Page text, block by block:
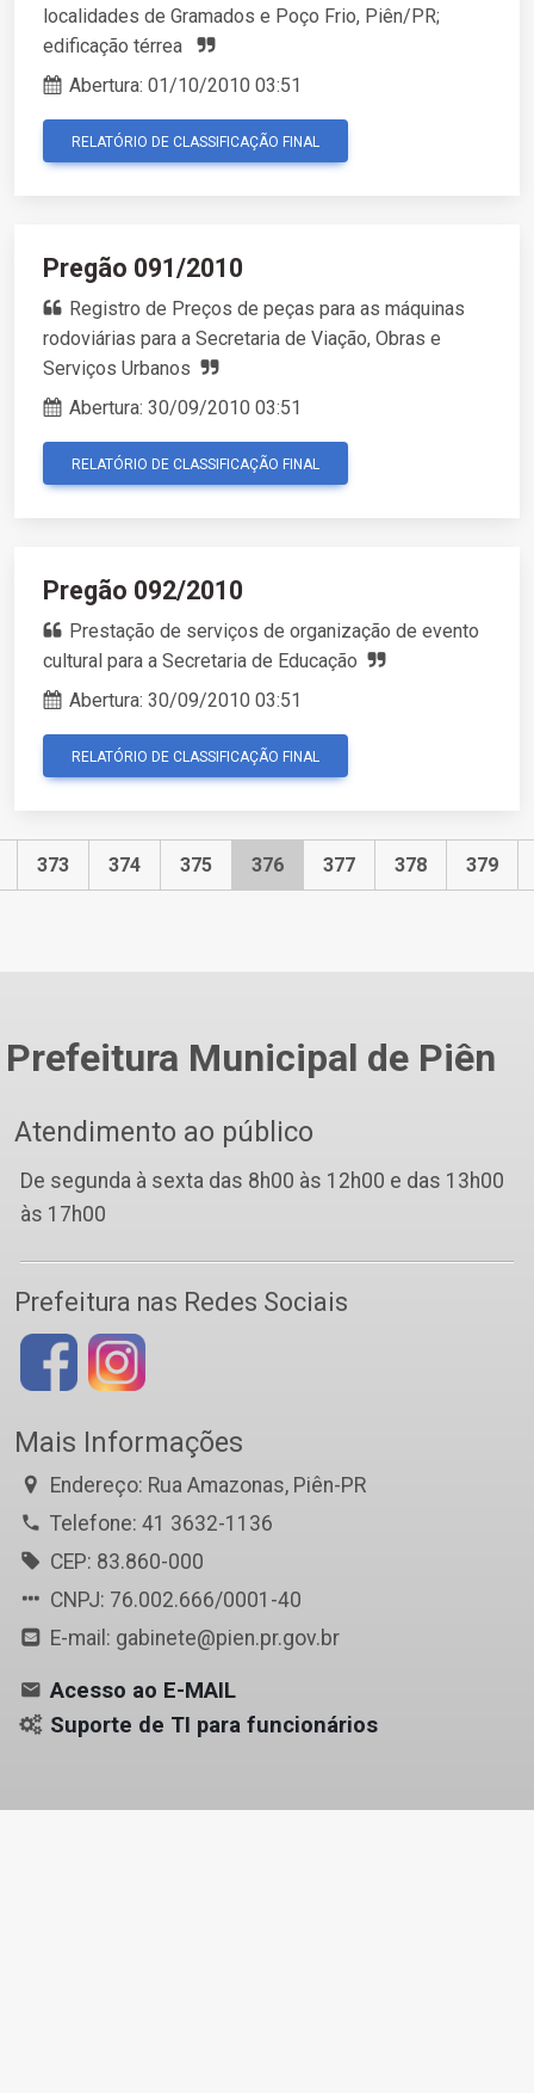
localidades de Gramados e Poço Frio, Piên/PR;
edificação térrea
Abertura:01/10/2010 03:51
RELATÓRIO DE CLASSIFICAÇÃO FINAL
Pregão 091/2010
Registro de Preços de peças para as máquinas
rodoviárias para a Secretaria de Viação, Obras e
Serviços Urbanos
Abertura:30/09/2010 03:51
RELATÓRIO DE CLASSIFICAÇÃO FINAL
Pregão 092/2010
Prestação de serviços de organização de evento
cultural para a Secretaria de Educação
Abertura:30/09/2010 03:51
RELATÓRIO DE CLASSIFICAÇÃO FINAL
373 374 375 376 377 378 379
Prefeitura Municipal de Piên
Atendimento ao público
De segunda à sexta das 8h00 às 12h00 e das 13h00
às 17h00
Prefeitura nas Redes Sociais
Mais Informações
Endereço: Rua Amazonas, Piên-PR
Telefone: 41 3632-1136
CEP: 83.860-000
CNPJ: 76.002.666/0001-40
E-mail: gabinete@pien.pr.gov.br
Acesso ao E-MAIL
Suporte de TI para funcionários